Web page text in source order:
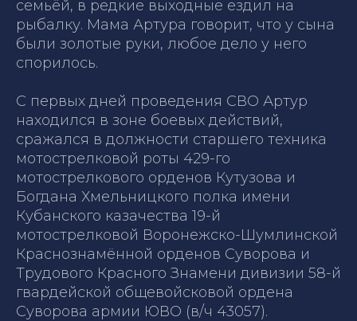
семьёй, в редкие выходные ездил на
рыбалку. Мама Артура говорит, что у сына
были золотые руки, любое дело у него
спорилось.
С первых дней проведения СВО Артур
находился в зоне боевых действий,
сражался в должности старшего техника
мотострелковой роты 429-го
мотострелкового орденов Кутузова и
Богдана Хмельницкого полка имени
Кубанского казачества 19-й
мотострелковой Воронежско-Шумлинской
Краснознамённой орденов Суворова и
Трудового Красного Знамени дивизии 58-й
гвардейской общевойсковой ордена
Суворова армии ЮВО (в/ч 43057).